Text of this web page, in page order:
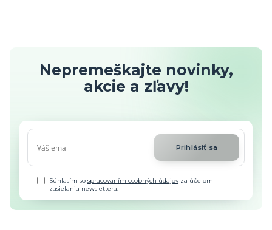
Nepremeškajte novinky,
akcie a zľavy!
Prihlásiť sa
Súhlasím sospracovaním osobných údajovza účelom
zasielania newslettera.